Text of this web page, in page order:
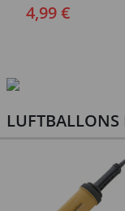
4,99 €
LUFTBALLONS